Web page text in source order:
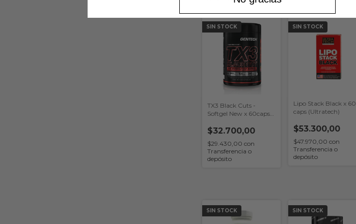
SIN STOCK
TX3 Black Cuts -
Softgel New x 60caps
$32.700,00
$29.430,00 con
Transferencia o
depósito
SIN STOCK
Lipo Stack Black x 60
caps (Ultratech)
$53.300,00
$47.970,00 con
Transferencia o
depósito
SIN STOCK SIN STOCK